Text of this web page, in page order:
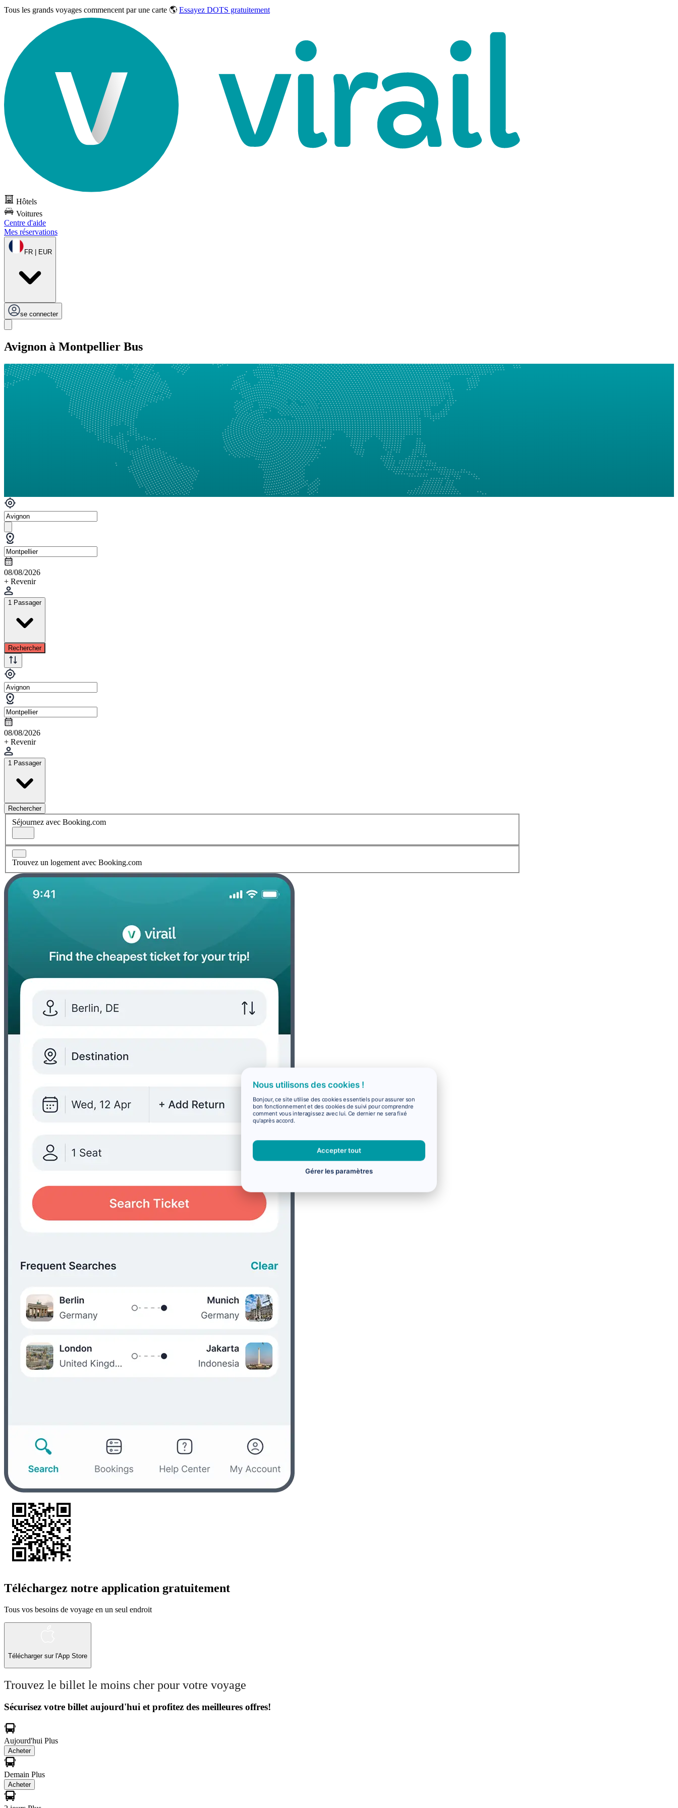
Tous les grands voyages commencent par une carte 🌎 Essayez DOTS gratuitement
Hôtels
Voitures
Centre d'aide
Mes réservations
FR | EUR
se connecter
Avignon à Montpellier Bus
08/08/2026
+ Revenir
1 Passager
Rechercher
08/08/2026
+ Revenir
1 Passager
Rechercher
Séjournez avec Booking.com
Trouvez un logement avec Booking.com
Téléchargez notre application gratuitement
Tous vos besoins de voyage en un seul endroit
Télécharger sur l'App Store
Trouvez le billet le moins cher pour votre voyage
Sécurisez votre billet aujourd'hui et profitez des meilleures offres!
Aujourd'hui Plus
Acheter
Demain Plus
Acheter
Nous utilisons des cookies !
Bonjour, ce site utilise des cookies essentiels pour assurer son
bon fonctionnement et des cookies de suivi pour comprendre
comment vous interagissez avec lui. Ce dernier ne sera fixé
qu'après accord.
Accepter tout
Gérer les paramètres